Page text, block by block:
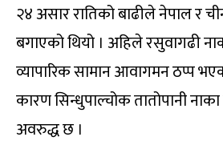
२४ असार रातिको बाढीले नेपाल र
बगाएको थियो । अहिले रसुवागढी
व्यापारिक सामान आवागमन ठप्प
कारण सिन्धुपाल्चोक तातोपानी
अवरुद्ध छ ।